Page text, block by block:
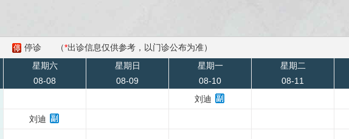
停诊 （*出诊信息仅供参考，以门诊公布为准）
星期六
08-08
星期日
08-09
星期一
08-10
星期二
08-11
刘迪
刘迪